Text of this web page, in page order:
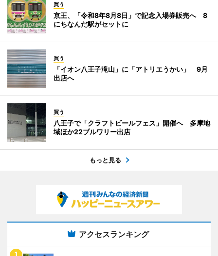
買う
京王、「令和8年8月8日」で記念入場券販売へ 8
にちなんだ駅がセットに
買う
「イオン八王子滝山」に「アトリエうかい」 9月
出店へ
買う
八王子で「クラフトビールフェス」開催へ 多摩地
域ほか22ブルワリー出店
もっと見る
アクセスランキング